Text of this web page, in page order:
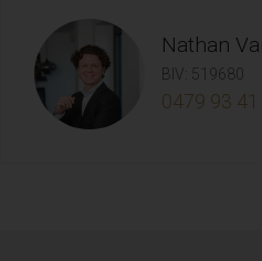
Nathan
BIV: 519680
0479 93 41